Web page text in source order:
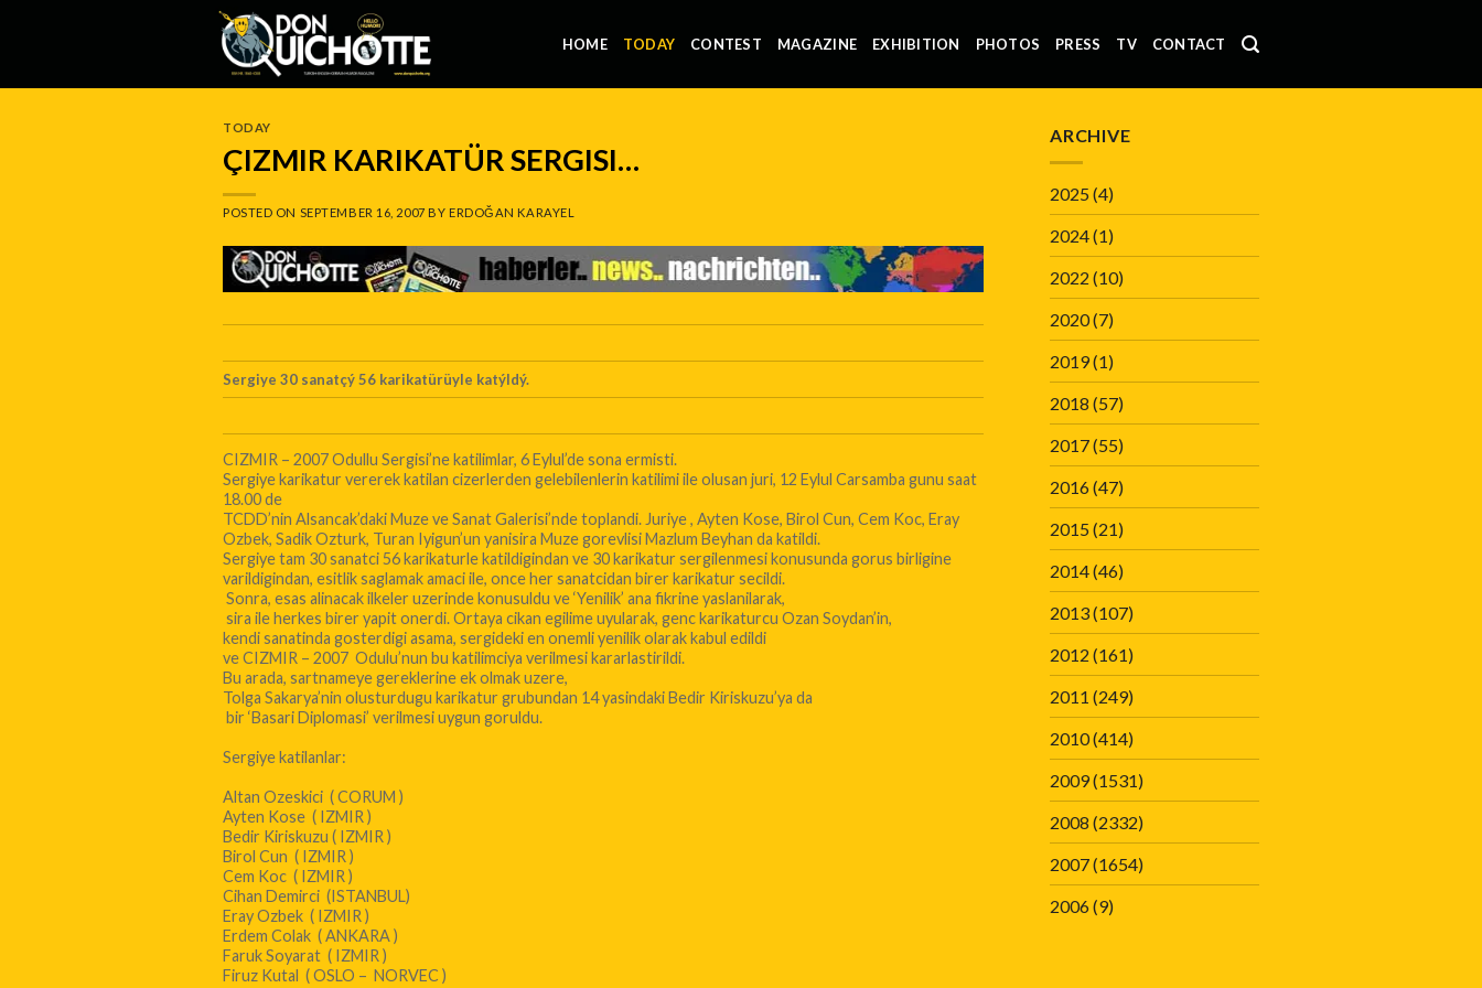
HOME TODAY CONTEST MAGAZINE EXHIBITION PHOTOS PRESS TV CONTACT
TODAY
ÇIZMIR KARIKATÜR SERGISI…
POSTED ON SEPTEMBER 16, 2007 BY ERDOĞAN KARAYEL
Sergiye 30 sanatçý 56 karikatürüyle katýldý.
CIZMIR – 2007 Odullu Sergisi’ne katilimlar, 6 Eylul’de sona ermisti.
Sergiye karikatur vererek katilan cizerlerden gelebilenlerin katilimi ile olusan juri, 12 Eylul Carsamba gunu saat
18.00 de
TCDD’nin Alsancak’daki Muze ve Sanat Galerisi’nde toplandi. Juriye , Ayten Kose, Birol Cun, Cem Koc, Eray
Ozbek, Sadik Ozturk, Turan Iyigun’un yanisira Muze gorevlisi Mazlum Beyhan da katildi.
Sergiye tam 30 sanatci 56 karikaturle katildigindan ve 30 karikatur sergilenmesi konusunda gorus birligine
varildigindan, esitlik saglamak amaci ile, once her sanatcidan birer karikatur secildi.
Sonra, esas alinacak ilkeler uzerinde konusuldu ve ‘Yenilik’ ana fikrine yaslanilarak,
sira ile herkes birer yapit onerdi. Ortaya cikan egilime uyularak, genc karikaturcu Ozan Soydan’in,
kendi sanatinda gosterdigi asama, sergideki en onemli yenilik olarak kabul edildi
ve CIZMIR – 2007 Odulu’nun bu katilimciya verilmesi kararlastirildi.
Bu arada, sartnameye gereklerine ek olmak uzere,
Tolga Sakarya’nin olusturdugu karikatur grubundan 14 yasindaki Bedir Kiriskuzu’ya da
bir ‘Basari Diplomasi’ verilmesi uygun goruldu.
Sergiye katilanlar:
Altan Ozeskici ( CORUM )
Ayten Kose ( IZMIR )
Bedir Kiriskuzu ( IZMIR )
Birol Cun ( IZMIR )
Cem Koc ( IZMIR )
Cihan Demirci (ISTANBUL)
Eray Ozbek ( IZMIR )
Erdem Colak ( ANKARA )
Faruk Soyarat ( IZMIR )
Firuz Kutal ( OSLO – NORVEC )
ARCHIVE
2025(4)
2024(1)
2022 (10)
2020(7)
2019(1)
2018 (57)
2017(55)
2016(47)
2015(21)
2014(46)
2013(107)
2012 (161)
2011 (249)
2010(414)
2009(1531)
2008 (2332)
2007(1654)
2006(9)